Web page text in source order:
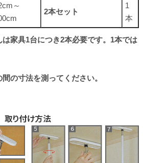
～
2本セット
1
本
は家具1台につき2本必要です。1本では
の寸法を測ってください。